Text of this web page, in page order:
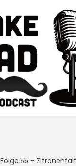
Folge 55 –